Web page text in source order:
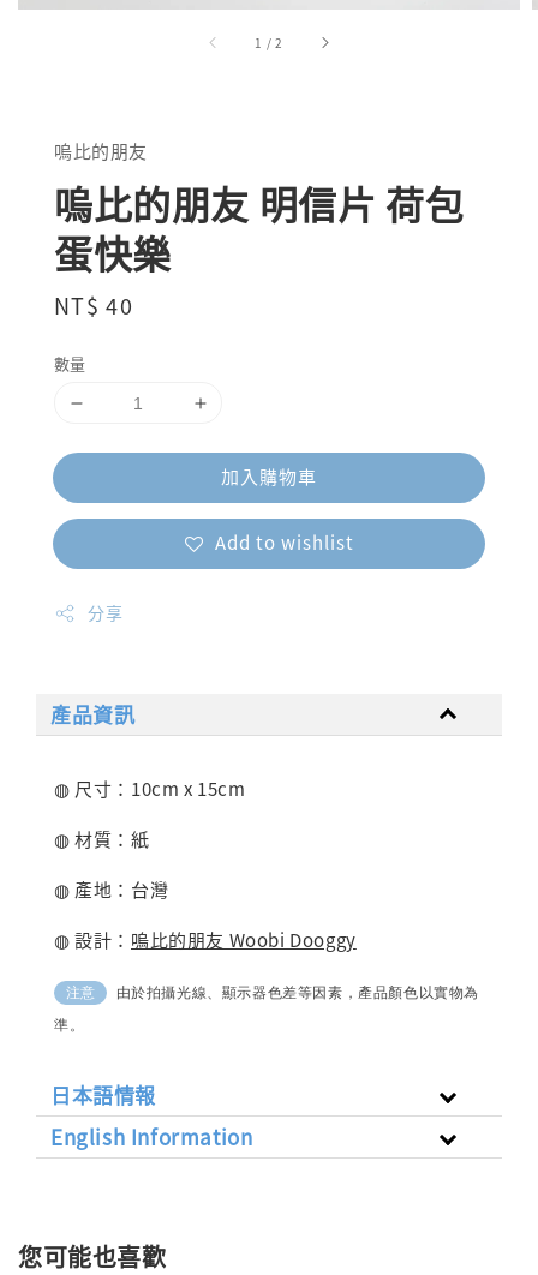
1 /2
嗚比的朋友
嗚比的朋友 明信片 荷包
蛋快樂
Regular
NT$ 40
數量
加入購物車
Add to wishlist
分享
產品資訊
◍ 尺寸：10cm x 15cm
◍ 材質：紙
◍ 產地：台灣
◍ 設計： 嗚比的朋友 Woobi Dooggy
注意
由於拍攝光線、顯示器色差等因素，產品顏色以實物為
準。
日本語情報
English Information
您可能也喜歡